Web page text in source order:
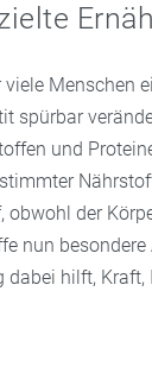
Menschen
spürbar
und
der
nun
dabei hilft,